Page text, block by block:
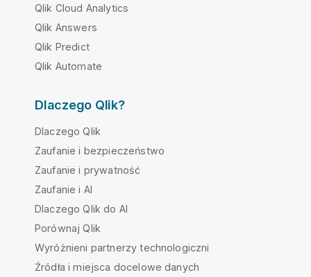
Qlik Cloud Analytics
Qlik Answers
Qlik Predict
Qlik Automate
Dlaczego Qlik?
Dlaczego Qlik
Zaufanie i bezpieczeństwo
Zaufanie i prywatność
Zaufanie i AI
Dlaczego Qlik do AI
Porównaj Qlik
Wyróżnieni partnerzy technologiczni
Źródła i miejsca docelowe danych